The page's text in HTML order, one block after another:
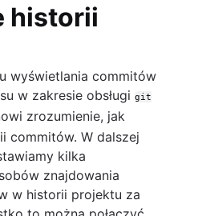
historii
wyświetlania commitów
w zakresie obsługi git
zrozumienie, jak
commitów. W dalszej
kilka
znajdowania
w historii projektu za